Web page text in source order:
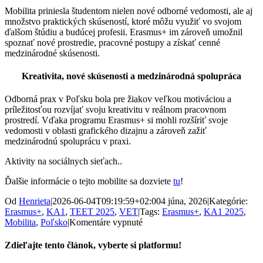
Mobilita priniesla študentom nielen nové odborné vedomosti, ale aj
množstvo praktických skúseností, ktoré môžu využiť vo svojom
ďalšom štúdiu a budúcej profesii. Erasmus+ im zároveň umožnil
spoznať nové prostredie, pracovné postupy a získať cenné
medzinárodné skúsenosti.
Kreativita, nové skúsenosti a medzinárodná spolupráca
Odborná prax v Poľsku bola pre žiakov veľkou motiváciou a
príležitosťou rozvíjať svoju kreativitu v reálnom pracovnom
prostredí. Vďaka programu Erasmus+ si mohli rozšíriť svoje
vedomosti v oblasti grafického dizajnu a zároveň zažiť
medzinárodnú spoluprácu v praxi.
Aktivity na sociálnych sieťach..
Ďalšie informácie o tejto mobilite sa dozviete tu!
Od Henrieta|2026-06-04T09:19:59+02:004 júna, 2026|Kategórie:
Erasmus+, KA1 , TEET 2025, VET|Tags: Erasmus+, KA1 2025,
Mobilita, Poľsko|Komentáre vypnuténa
zo
Zdieľajte tento článok, vyberte si platformu!